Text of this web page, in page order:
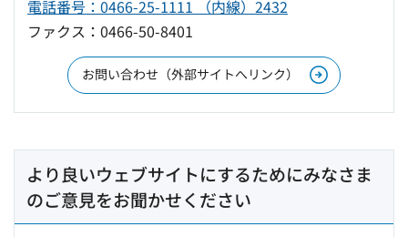
電話番号：0466-25-1111 （内線）2432
ファクス：0466-50-8401
お問い合わせ（外部サイトへリンク）
より良いウェブサイトにするためにみなさま
のご意見をお聞かせください